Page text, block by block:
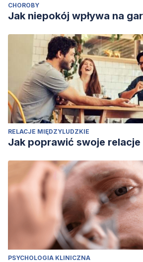
CHOROBY
Jak niepokój wpływa na
RELACJE MIĘDZYLUDZKIE
Jak poprawić swoje
PSYCHOLOGIA KLINICZNA